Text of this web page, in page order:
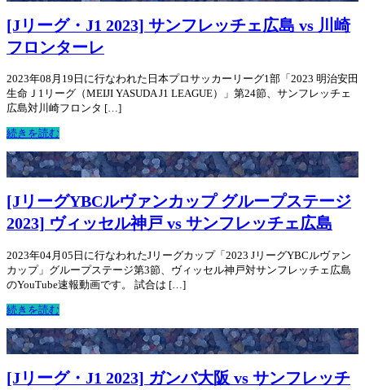
[Jリーグ・J1 2023] サンフレッチェ広島 vs 川崎
フロンターレ
2023年08月19日に行なわれた日本プロサッカーリーグ1部「2023 明治安田
生命Ｊ1リーグ（MEIJI YASUDA J1 LEAGUE）」第24節、サンフレッチェ
広島対川崎フロンタ […]
続きを読む
[JリーグYBCルヴァンカップ グループステージ
2023] ヴィッセル神戸 vs サンフレッチェ広島
2023年04月05日に行なわれたJリーグカップ「2023 JリーグYBCルヴァン
カップ」グループステージ第3節、ヴィッセル神戸対サンフレッチェ広島
のYouTube速報動画です。 試合は […]
続きを読む
[Jリーグ・J1 2023] ガンバ大阪 vs サンフレッチ